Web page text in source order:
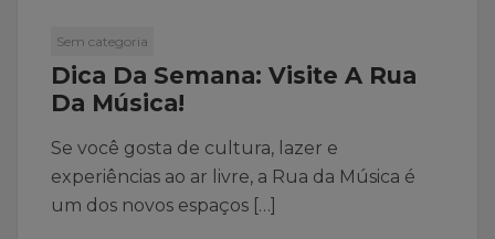
Sem categoria
Dica Da Semana: Visite A Rua
Da Música!
Se você gosta de cultura, lazer e
experiências ao ar livre, a Rua da Música é
um dos novos espaços […]